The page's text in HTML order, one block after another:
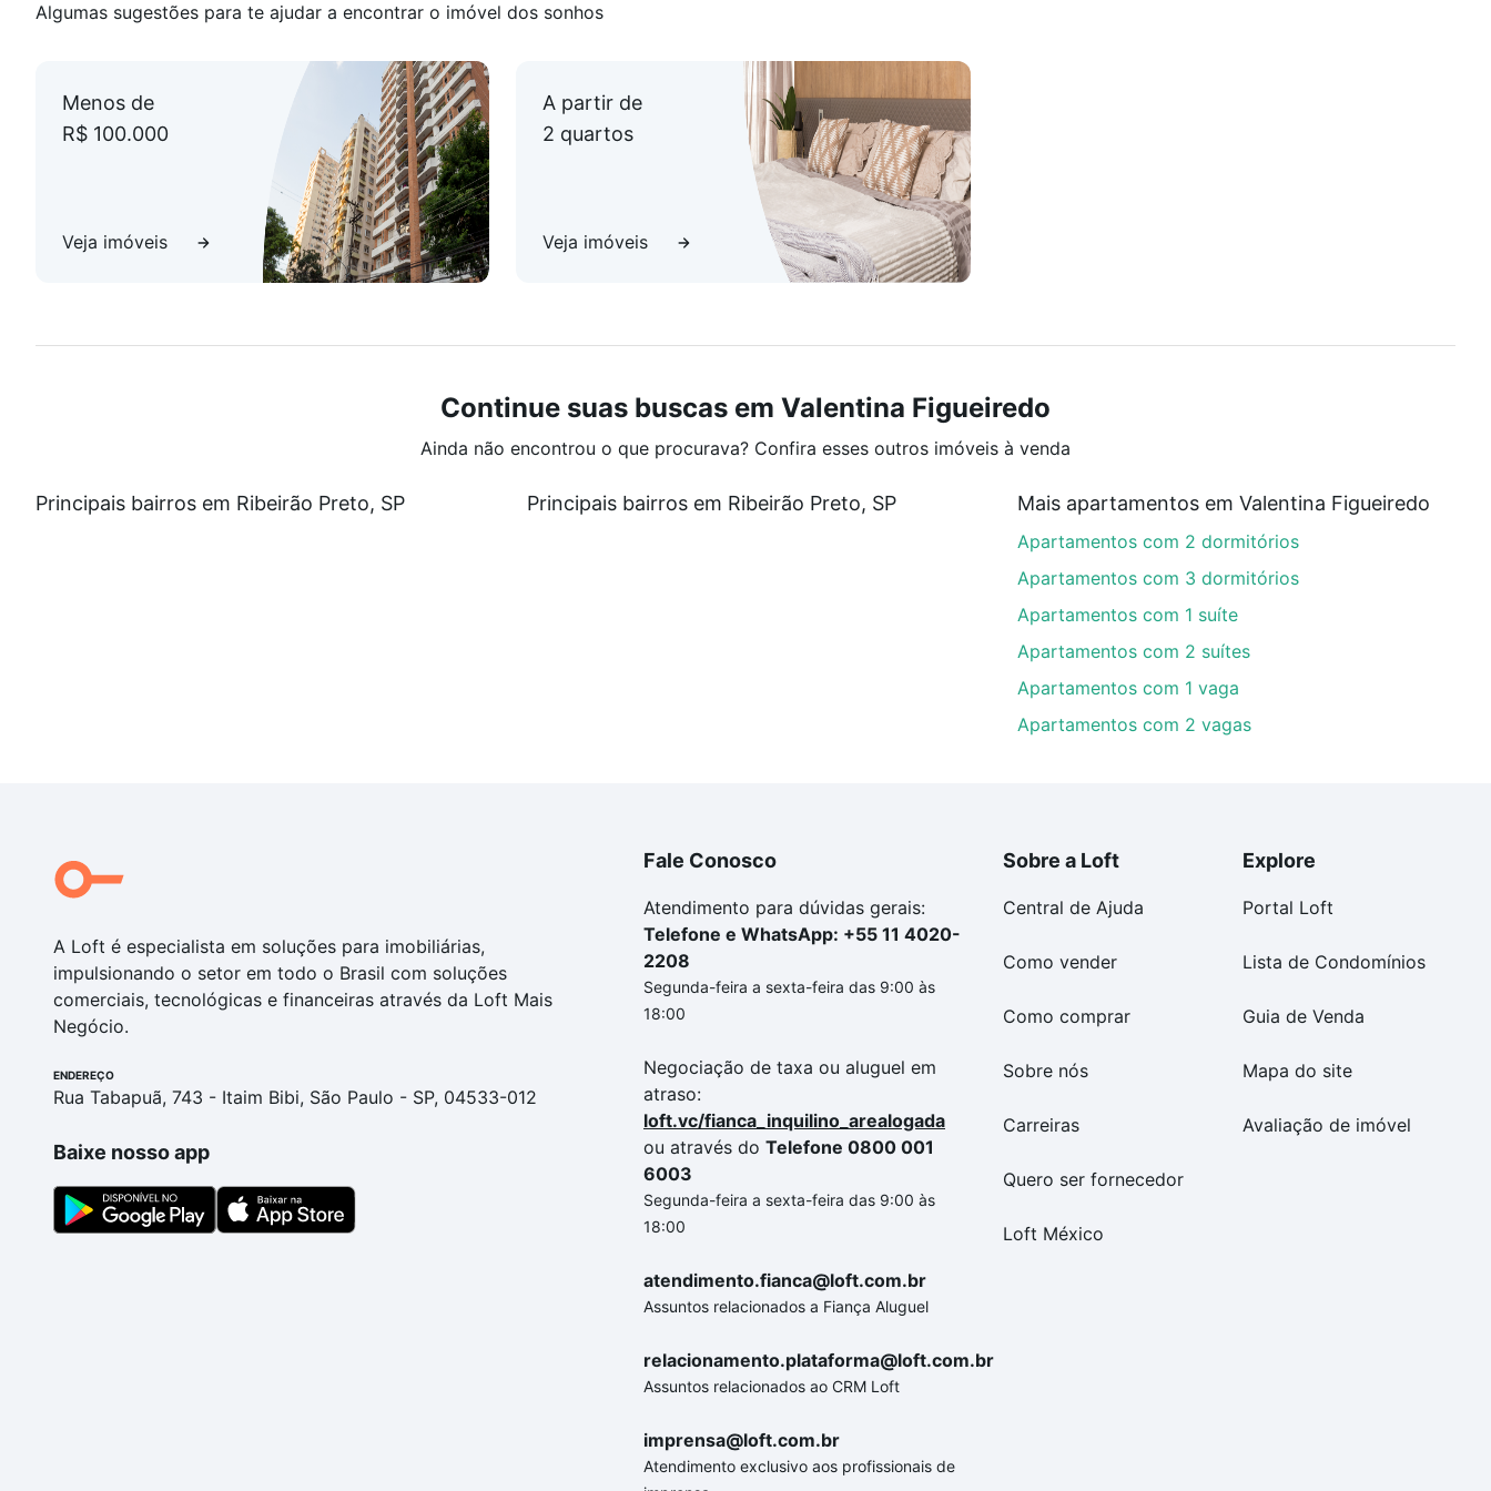
Algumas sugestões para te ajudar a encontrar o imóvel dos sonhos
Menos de
R$ 100.000
Veja imóveis
A partir de
2 quartos
Veja imóveis
Continue suas buscas em Valentina Figueiredo
Ainda não encontrou o que procurava? Confira esses outros imóveis à venda
Principais bairros em Ribeirão Preto, SP Principais bairros em Ribeirão Preto, SP Mais apartamentos em Valentina Figueiredo
Apartamentos com 2 dormitórios
Apartamentos com 3 dormitórios
Apartamentos com 1 suíte
Apartamentos com 2 suítes
Apartamentos com 1 vaga
Apartamentos com 2 vagas
A Loft é especialista em soluções para imobiliárias,
impulsionando o setor em todo o Brasil com soluções
comerciais, tecnológicas e financeiras através da Loft Mais
Negócio.
ENDEREÇO
Rua Tabapuã, 743 - Itaim Bibi, São Paulo - SP, 04533-012
Baixe nosso app
Fale Conosco
Atendimento para dúvidas gerais:
Telefone e WhatsApp: +55 11 4020-
2208
Segunda-feira a sexta-feira das 9:00 às
18:00
Negociação de taxa ou aluguel em
atraso:
loft.vc/fianca_inquilino_arealogada
ou através do Telefone 0800 001
6003
Segunda-feira a sexta-feira das 9:00 às
18:00
atendimento.fianca@loft.com.br
Assuntos relacionados a Fiança Aluguel
relacionamento.plataforma@loft.com.br
Assuntos relacionados ao CRM Loft
imprensa@loft.com.br
Atendimento exclusivo aos profissionais de
Sobre a Loft
Central de Ajuda
Como vender
Como comprar
Sobre nós
Carreiras
Quero ser fornecedor
Loft México
Explore
Portal Loft
Lista de Condomínios
Guia de Venda
Mapa do site
Avaliação de imóvel